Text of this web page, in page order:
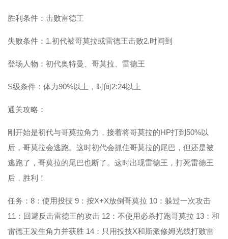
胜利条件：击败雷德王
失败条件：1.初代被哥莫拉或雷德王击败2.时间到
登场人物：初代奥特曼、哥莫拉、雷德王
S级条件：体力90%以上，时间2:24以上
通关攻略：
刚开始是初代与哥莫拉角力，接着将哥莫拉的HP打到50%以
后，哥莫拉会逃跑。这时初代会抓住哥莫拉的尾巴，但还是被
逃跑了，哥莫拉的尾巴也断了。这时出现雷德王，打死雷德王
后，胜利！
任务：8：使用投技 9：按X+X放倒哥莫拉 10：躲过一次攻击
11：回避反击雷德王的攻击 12：不使用必杀打跑哥莫拉 13：和
雷德王发生角力并获胜 14：只用投技X和斯派修姆光线打败雷